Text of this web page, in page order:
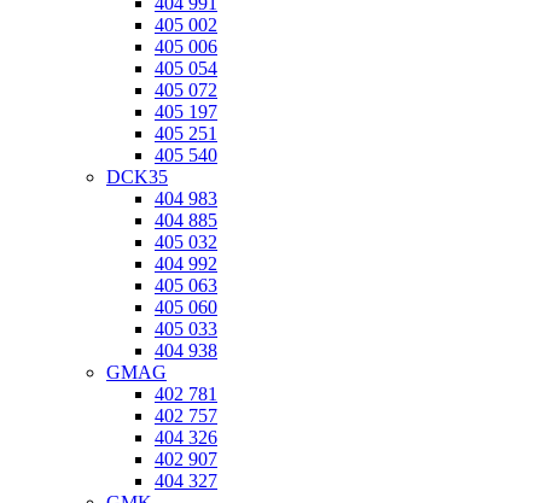
405 002
405 006
405 054
405 072
405 197
405 251
405 540
DCK35
404 983
404 885
405 032
404 992
405 063
405 060
405 033
404 938
GMAG
402 781
402 757
404 326
402 907
404 327